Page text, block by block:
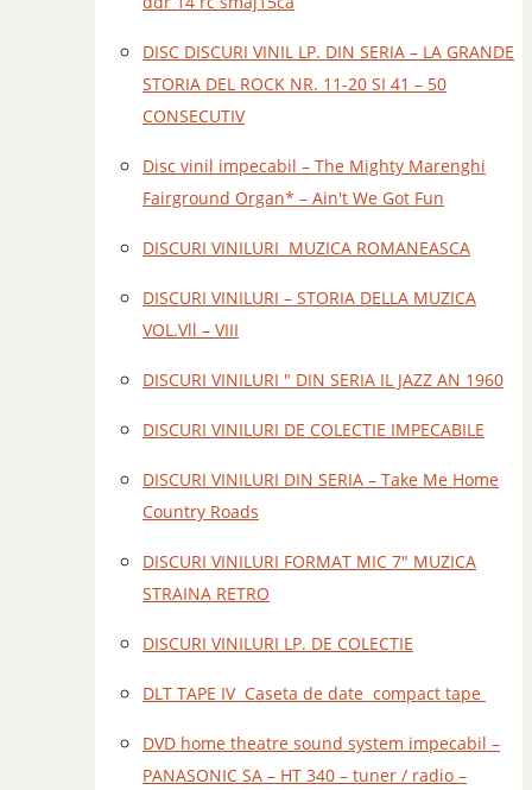
DISC DISCURI VINIL LP. DIN SERIA – LA GRANDE
STORIA DEL ROCK NR. 11-20 SI 41 – 50
CONSECUTIV
Disc vinil impecabil – The Mighty Marenghi
Fairground Organ* – Ain't We Got Fun
DISCURI VINILURI MUZICA ROMANEASCA
DISCURI VINILURI – STORIA DELLA MUZICA
VOL.Vll – VIII
DISCURI VINILURI " DIN SERIA IL JAZZ AN 1960
DISCURI VINILURI DE COLECTIE IMPECABILE
DISCURI VINILURI DIN SERIA – Take Me Home
Country Roads
DISCURI VINILURI FORMAT MIC 7" MUZICA
STRAINA RETRO
DISCURI VINILURI LP. DE COLECTIE
DLT TAPE IV Caseta de date compact tape
DVD home theatre sound system impecabil –
PANASONIC SA – HT 340 – tuner / radio –